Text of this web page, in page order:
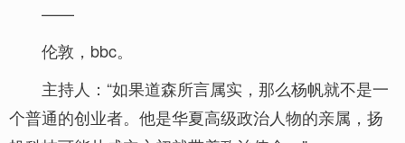
——
伦敦，bbc。
主持人：“如果道森所言属实，那么杨帆就不是一
个普通的创业者。他是华夏高级政治人物的亲属，扬